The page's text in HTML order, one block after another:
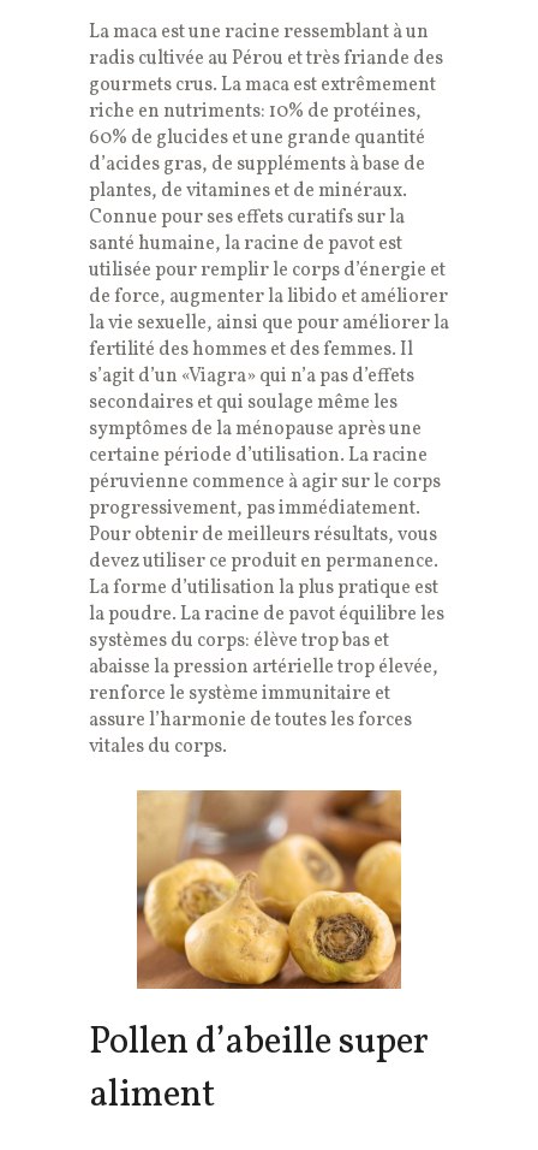
La maca est une racine ressemblant à un
radis cultivée au Pérou et très friande des
gourmets crus. La maca est extrêmement
riche en nutriments: 10% de protéines,
60% de glucides et une grande quantité
d’acides gras, de suppléments à base de
plantes, de vitamines et de minéraux.
Connue pour ses effets curatifs sur la
santé humaine, la racine de pavot est
utilisée pour remplir le corps d’énergie et
de force, augmenter la libido et améliorer
la vie sexuelle, ainsi que pour améliorer la
fertilité des hommes et des femmes. Il
s’agit d’un «Viagra» qui n’a pas d’effets
secondaires et qui soulage même les
symptômes de la ménopause après une
certaine période d’utilisation. La racine
péruvienne commence à agir sur le corps
progressivement, pas immédiatement.
Pour obtenir de meilleurs résultats, vous
devez utiliser ce produit en permanence.
La forme d’utilisation la plus pratique est
la poudre. La racine de pavot équilibre les
systèmes du corps: élève trop bas et
abaisse la pression artérielle trop élevée,
renforce le système immunitaire et
assure l’harmonie de toutes les forces
vitales du corps.
Pollen d’abeille super
aliment